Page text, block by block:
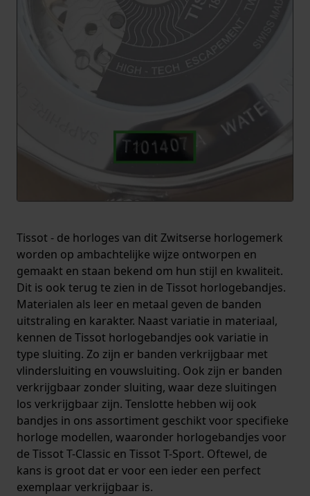
Tissot - de horloges van dit Zwitserse horlogemerk
worden op ambachtelijke wijze ontworpen en
gemaakt en staan bekend om hun stijl en kwaliteit.
Dit is ook terug te zien in de Tissot horlogebandjes.
Materialen als leer en metaal geven de banden
uitstraling en karakter. Naast variatie in materiaal,
kennen de Tissot horlogebandjes ook variatie in
type sluiting. Zo zijn er banden verkrijgbaar met
vlindersluiting en vouwsluiting. Ook zijn er banden
verkrijgbaar zonder sluiting, waar deze sluitingen
los verkrijgbaar zijn. Tenslotte hebben wij ook
bandjes in ons assortiment geschikt voor specifieke
horloge modellen, waaronder horlogebandjes voor
de Tissot T-Classic en Tissot T-Sport. Oftewel, de
kans is groot dat er voor een ieder een perfect
exemplaar verkrijgbaar is.